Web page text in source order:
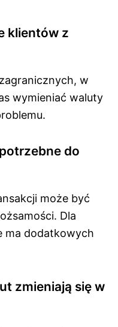
klientów z
w
wymieniać waluty
do
może być
Dla
ma dodatkowych
zmieniają się w